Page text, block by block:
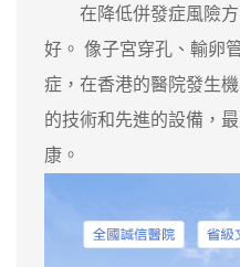
在降低併發症風險方
好。 像子宮穿孔、輸卵
症，在香港的醫院發生
的技術和先進的設備，
康。